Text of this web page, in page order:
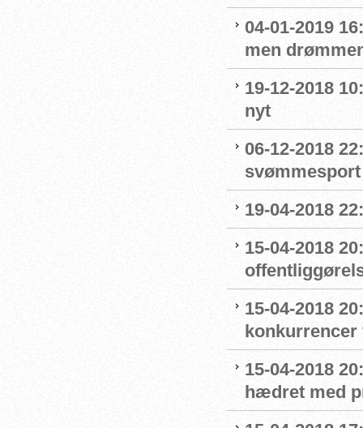
04-01-2019
men
19-12-2018
nyt
06-12-2018
svømmesport
19-04-2018
15-04-2018
15-04-2018
konkurrencer
15-04-2018
hædret med